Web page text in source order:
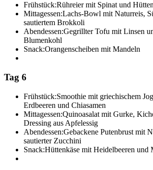
Frühstück:Rühreier mit Spinat und
Mittagessen:Lachs-Bowl mit Naturreis,
sautiertem Brokkoli
Abendessen:Gegrillter Tofu mit Linsen
Blumenkohl
Snack:Orangenscheiben mit Mandeln
Tag 6
Frühstück:Smoothie mit griechischem
Erdbeeren und Chiasamen
Mittagessen:Quinoasalat mit Gurke,
Dressing aus Apfelessig
Abendessen:Gebackene Putenbrust mit
sautierter Zucchini
Snack:Hüttenkäse mit Heidelbeeren und